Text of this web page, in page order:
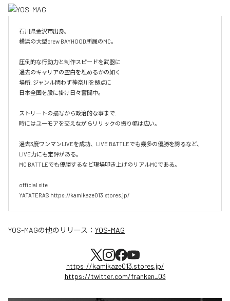
石川県金沢市出身。
横浜の大型crew BAYHOOD所属のMC。
圧倒的な行動力と制作スピードを武器に
過去のキャリアの空白を埋めるかの如く
場所, ジャンル問わず神奈川を拠点に
日本全国を股に掛け日々奮闘中。
ストリートの描写から政治的な事まで.
時にはユーモアを交えながらリリックの振り幅は広い。
過去3度ワンマンLIVEを成功、LIVE BATTLEでも幾多の優勝を誇るなど、
LIVE力にも定評がある。
MC BATTLEでも優勝するなど現場叩き上げのリアルMCである。
official site
YATATERAS https://kamikaze013.stores.jp/
YOS-MAGの他のリリース： YOS-MAG
https://kamikaze013.stores.jp/
https://twitter.com/franken_03